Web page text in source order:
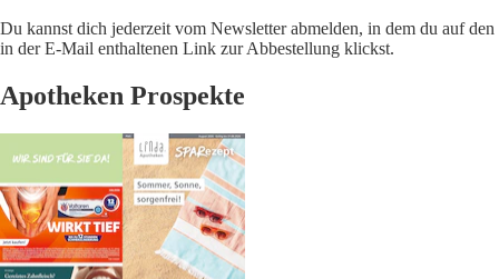
Du kannst dich jederzeit vom Newsletter abmelden, in dem du auf den
in der E-Mail enthaltenen Link zur Abbestellung klickst.
Apotheken Prospekte